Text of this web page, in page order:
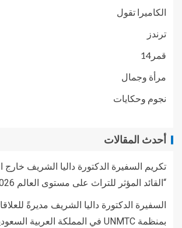
الكاميرا تقول
ترندز
قمر14
مرأة وجمال
نجوم وحكايات
أحدث المقالات
تكريم السفيرة الدكتورة داليا الشريف خارج
“القائد المؤثر للتراث على مستوى العالم 2026”
السفيرة الدكتورة داليا الشريف مديرةً
بمنظمة UNMTC في المملكة العربية السعودية